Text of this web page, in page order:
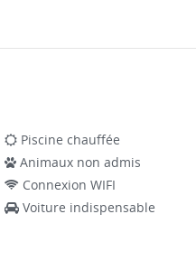
Piscine chauffée
Animaux non admis
Connexion WIFI
Voiture indispensable